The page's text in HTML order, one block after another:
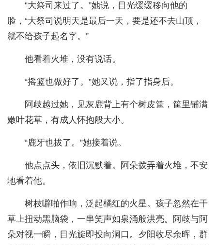
“大祭司来过了。”她说，目光缓缓移向他的
脸，“大祭司说明天是最后一天，要是还不去山顶，
就不给孩子起名字。”
他看着火堆，没有说话。
“摇篮也做好了。”她又说，指了指身后。
阿歧越过她，见灰鹿背上有个树皮筐，筐里铺满
嫩叶花草，有成人怀抱般大小。
“鹿牙也拔了。”她接着说。
他点点头，依旧沉默着。阿朵拨弄着火堆，不安
地看着他。
树枝噼啪作响，泛起橘红的火星。孩子忽然在干
草上扭动黑脑袋，一串笑声如泉涌般洪亮。阿歧与阿
朵对视一瞬，目光旋即投向洞口。夕阳收尽余晖，群